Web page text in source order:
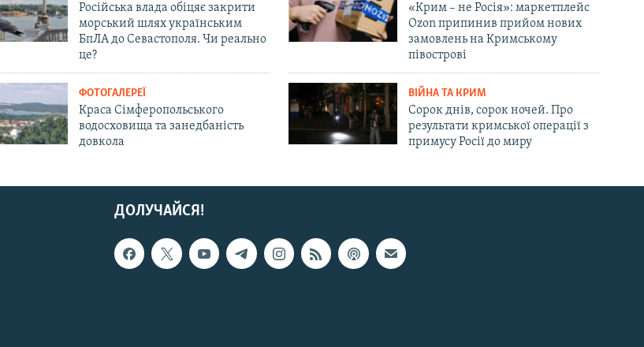
Російська влада обіцяє закрити
морський шлях українським
БпЛА до Севастополя. Чи реально
це?
«Крим – не Росія»: маркетплейс
Ozon припинив прийом нових
замовлень на Кримському
півострові
ФОТОГАЛЕРЕЇ
Краса Сімферопольського
водосховища та занедбаність
довкола
ВІЙНА ТА КРИМ
Сорок днів, сорок ночей. Про
результати кримської операції з
примусу Росії до миру
ДОЛУЧАЙСЯ!